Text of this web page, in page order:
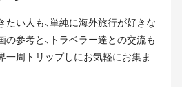
たい人も、単純に海外旅行が好きな
の参考と、トラベラー達との交流も
一周トリップしにお気軽にお集ま